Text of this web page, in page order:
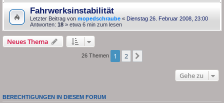
Fahrwerksinstabilität
Letzter Beitrag von mopedschraube « Dienstag 26. Februar 2008, 23:00
Antworten: 18 » etwa 6 min zum lesen
Neues Thema
26 Themen 1 2
Gehe zu
BERECHTIGUNGEN IN DIESEM FORUM